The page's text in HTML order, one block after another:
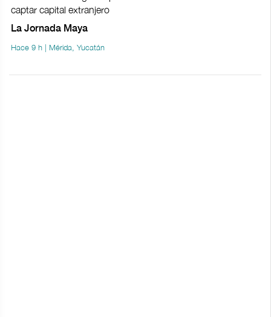
captar capital extranjero
La Jornada Maya
Hace 9 h | Mérida, Yucatán